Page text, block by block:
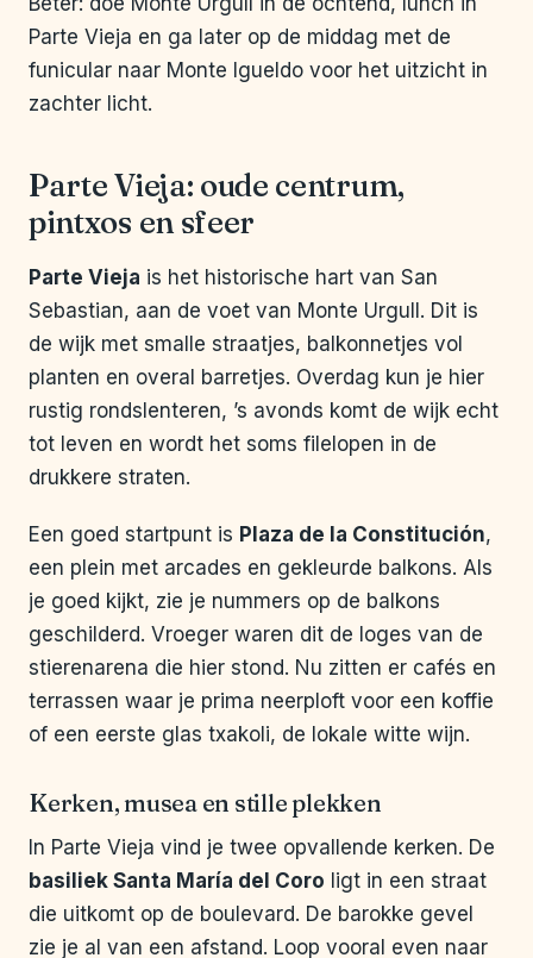
Parte Vieja en ga later op de middag met de
funicular naar Monte Igueldo voor het uitzicht in
zachter licht.
Parte Vieja: oude centrum,
pintxos en sfeer
Parte Vieja is het historische hart van San
Sebastian, aan de voet van Monte Urgull. Dit is
de wijk met smalle straatjes, balkonnetjes vol
planten en overal barretjes. Overdag kun je hier
rustig rondslenteren, ’s avonds komt de wijk echt
tot leven en wordt het soms filelopen in de
drukkere straten.
Een goed startpunt is Plaza de la Constitución,
een plein met arcades en gekleurde balkons. Als
je goed kijkt, zie je nummers op de balkons
geschilderd. Vroeger waren dit de loges van de
stierenarena die hier stond. Nu zitten er cafés en
terrassen waar je prima neerploft voor een koffie
of een eerste glas txakoli, de lokale witte wijn.
Kerken, musea en stille plekken
In Parte Vieja vind je twee opvallende kerken. De
basiliek Santa María del Coro ligt in een straat
die uitkomt op de boulevard. De barokke gevel
zie je al van een afstand. Loop vooral even naar